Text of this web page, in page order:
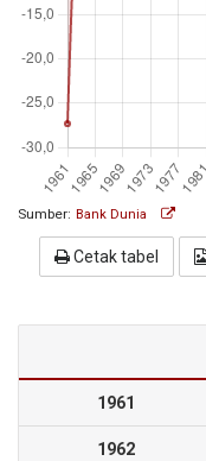
Sumber: Bank Dunia
Cetak tabel
1961
1962